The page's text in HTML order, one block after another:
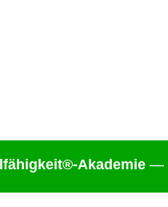
t®-Akademie —